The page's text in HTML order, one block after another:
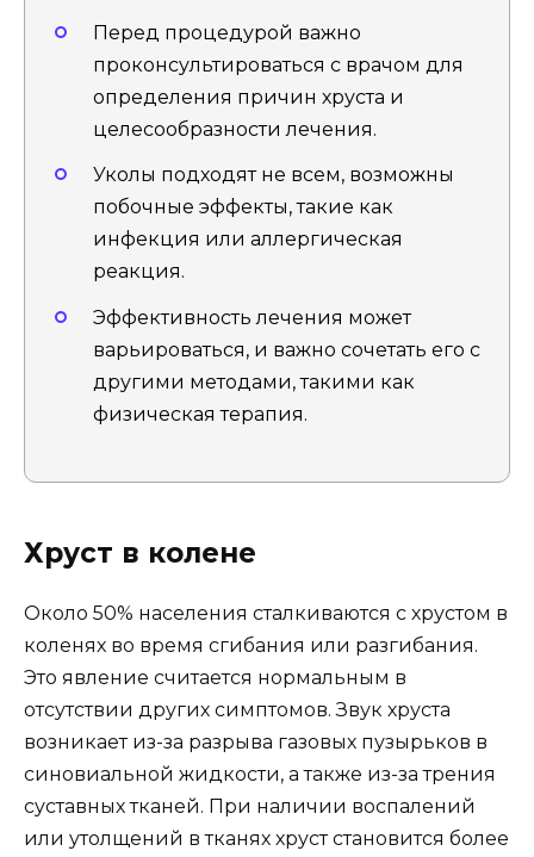
Перед процедурой важно
проконсультироваться с врачом для
определения причин хруста и
целесообразности лечения.
Уколы подходят не всем, возможны
побочные эффекты, такие как
инфекция или аллергическая
реакция.
Эффективность лечения может
варьироваться, и важно сочетать его с
другими методами, такими как
физическая терапия.
Хруст в колене
Около 50% населения сталкиваются с хрустом в
коленях во время сгибания или разгибания.
Это явление считается нормальным в
отсутствии других симптомов. Звук хруста
возникает из-за разрыва газовых пузырьков в
синовиальной жидкости, а также из-за трения
суставных тканей. При наличии воспалений
или утолщений в тканях хруст становится более